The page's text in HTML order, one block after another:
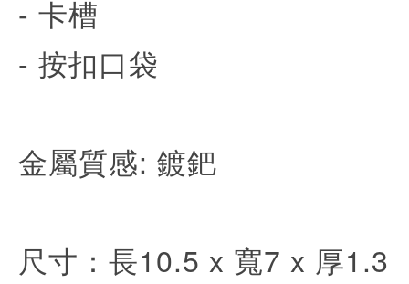
- 卡槽
- 按扣口袋
金屬質感: 鍍鈀
尺寸：長10.5 x 寬7 x 厚1.3